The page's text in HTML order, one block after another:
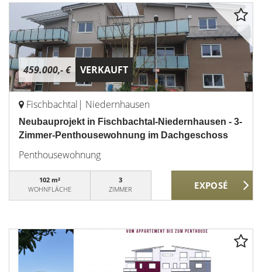
459.000,- € VERKAUFT
Fischbachtal| Niedernhausen
Neubauprojekt in Fischbachtal-Niedernhausen - 3-
Zimmer-Penthousewohnung im Dachgeschoss
Penthousewohnung
102 m²
WOHNFLÄCHE
3
ZIMMER